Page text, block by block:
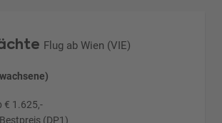
Flug ab Wien (VIE)
€ 1.625,-
(DP1)